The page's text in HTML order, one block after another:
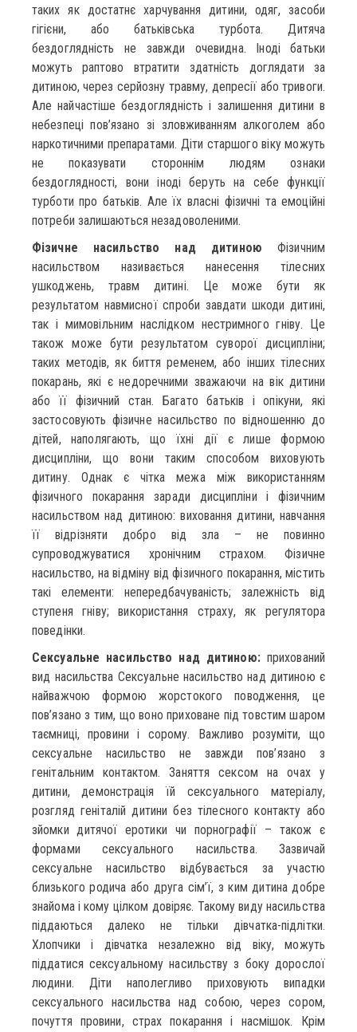
таких як достатнє харчування дитини, одяг, засоби
гігієни, або батьківська турбота. Дитяча
бездоглядність не завжди очевидна. Іноді батьки
можуть раптово втратити здатність доглядати за
дитиною, через серйозну травму, депресії або тривоги.
Але найчастіше бездоглядність і залишення дитини в
небезпеці пов’язано зі зловживанням алкоголем або
наркотичними препаратами. Діти старшого віку можуть
не показувати стороннім людям ознаки
бездоглядності, вони іноді беруть на себе функції
турботи про батьків. Але їх власні фізичні та емоційні
потреби залишаються незадоволеними.
Фізичне насильство над дитиною Фізичним
насильством називається нанесення тілесних
ушкоджень, травм дитині. Це може бути як
результатом навмисної спроби завдати шкоди дитині,
так і мимовільним наслідком нестримного гніву. Це
також може бути результатом суворої дисципліни;
таких методів, як биття ременем, або інших тілесних
покарань, які є недоречними зважаючи на вік дитини
або її фізичний стан. Багато батьків і опікуни, які
застосовують фізичне насильство по відношенню до
дітей, наполягають, що їхні дії є лише формою
дисципліни, що вони таким способом виховують
дитину. Однак є чітка межа між використанням
фізичного покарання заради дисципліни і фізичним
насильством над дитиною: виховання дитини, навчання
її відрізняти добро від зла – не повинно
супроводжуватися хронічним страхом. Фізичне
насильство, на відміну від фізичного покарання, містить
такі елементи: непередбачуваність; залежність від
ступеня гніву; використання страху, як регулятора
поведінки.
Сексуальне насильство над дитиною:прихований
вид насильства Сексуальне насильство над дитиною є
найважчою формою жорстокого поводження, це
пов’язано з тим, що воно приховане під товстим шаром
таємниці, провини і сорому. Важливо розуміти, що
сексуальне насильство не завжди пов’язано з
генітальним контактом. Заняття сексом на очах у
дитини, демонстрація їй сексуального матеріалу,
розгляд геніталій дитини без тілесного контакту або
зйомки дитячої еротики чи порнографії – також є
формами сексуального насильства. Зазвичай
сексуальне насильство відбувається за участю
близького родича або друга сім’ї, з ким дитина добре
знайома і кому цілком довіряє. Такому виду насильства
піддаються далеко не тільки дівчатка-підлітки.
Хлопчики і дівчатка незалежно від віку, можуть
піддатися сексуальному насильству з боку дорослої
людини. Діти наполегливо приховують випадки
сексуального насильства над собою, через сором,
почуття провини, страх покарання і насмішок. Крім